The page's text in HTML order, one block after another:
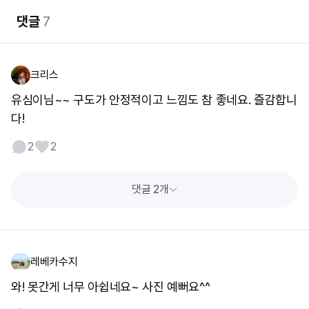
댓글7
크리스
유심이님~~ 구도가 안정적이고 느낌도 참 좋네요. 즐감합니
다!
2 2
댓글 2개
레베카수지
와! 못간게 너무 아쉽네요~ 사진 예뻐요^^